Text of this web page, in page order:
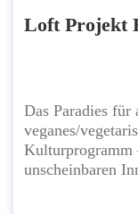
Loft Projekt
Das Paradies
veganes/
Kulturprogramm
unscheinbaren